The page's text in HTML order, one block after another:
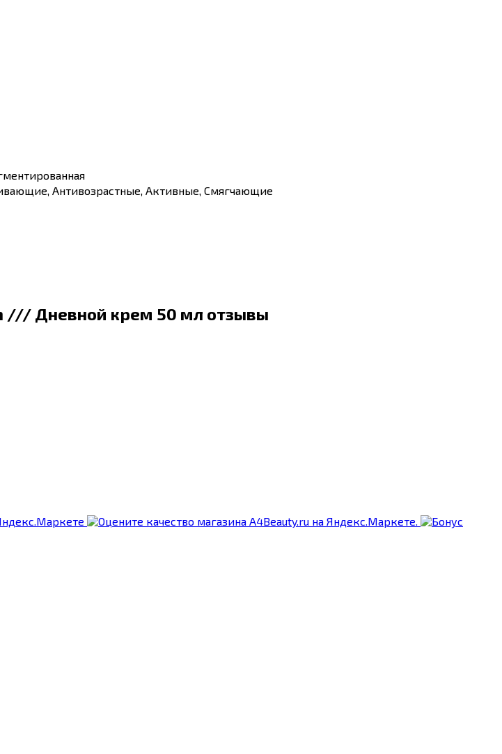
Антивозрастные, Активные, Смягчающие
/// Дневной крем 50 мл отзывы